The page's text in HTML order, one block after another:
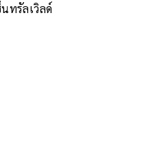
ทรัลเวิลด์